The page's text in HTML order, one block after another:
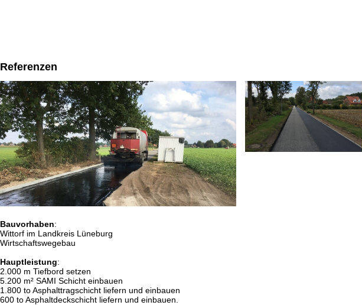
Referenzen
Bauvorhaben:
Wittorf im Landkreis Lüneburg
Wirtschaftswegebau
Hauptleistung:
2.000 m Tiefbord setzen
5.200 m² SAMI Schicht einbauen
1.800 to Asphalttragschicht liefern und einbauen
600 to Asphaltdeckschicht liefern und einbauen.